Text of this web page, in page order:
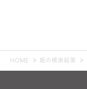
HOME 紙の検索結果